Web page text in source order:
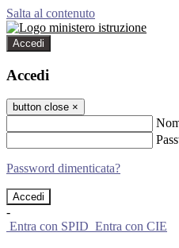
Salta al contenuto
Accedi
Accedi
button close ×
Password dimenticata?
-
Entra con SPID Entra con CIE